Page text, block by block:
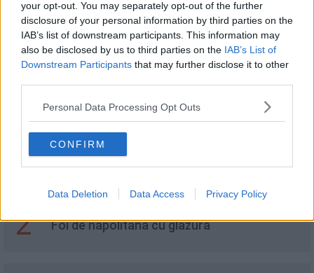
your opt-out. You may separately opt-out of the further
disclosure of your personal information by third parties on the
IAB’s list of downstream participants. This information may
also be disclosed by us to third parties on the IAB’s List of
Downstream Participants that may further disclose it to other
Personal Data Processing Opt Outs
CONFIRM
Data Deletion Data Access Privacy Policy
8 alimente pe care nu ar trebui să le
păstrezi în frigider
Recomandări
1
Cum se face o Margarita? Rețetă simplă și
rapidă
2 Foi de napolitană cu glazură